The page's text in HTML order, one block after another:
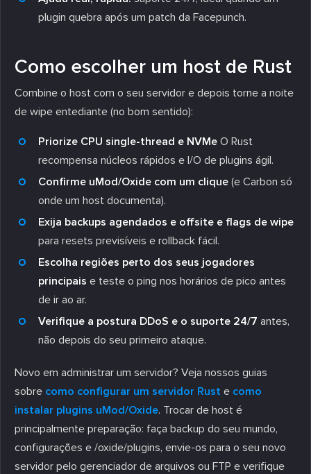
plugin quebra após um patch da Facepunch.
Como escolher um host de Rust
Combine o host com o seu servidor e depois torne a noite
de wipe entediante (no bom sentido):
Priorize CPU single-thread e NVMe O Rust
recompensa núcleos rápidos e I/O de plugins ágil.
Confirme uMod/Oxide com um clique (e Carbon só
onde um host documenta).
Exija backups agendados e offsite e flags de wipe
para resets previsíveis e rollback fácil.
Escolha regiões perto dos seus jogadores
principais e teste o ping nos horários de pico antes
de ir ao ar.
Verifique a postura DDoS e o suporte 24/7 antes,
não depois do seu primeiro ataque.
Novo em administrar um servidor? Veja nossos guias
sobre como configurar um servidor Rust e como
instalar plugins uMod/Oxide. Trocar de host é
principalmente preparação: faça backup do seu mundo,
configurações e /oxide/plugins, envie-os para o seu novo
servidor pelo gerenciador de arquivos ou FTP e verifique